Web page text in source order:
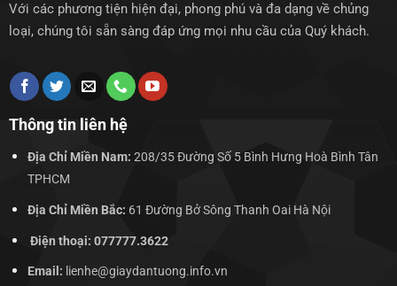
Với các phương tiện hiện đại, phong phú và đa dạng về chủng
loại, chúng tôi sẵn sàng đáp ứng mọi nhu cầu của Quý khách.
Thông tin liên hệ
Địa Chỉ Miền Nam: 208/35 Đường Số 5 Bình Hưng Hoà Bình Tân
TPHCM
Địa Chỉ Miền Bắc: 61 Đường Bở Sông Thanh Oai Hà Nội
Điện thoại: 077777.3622
Email: lienhe@giaydantuong.info.vn